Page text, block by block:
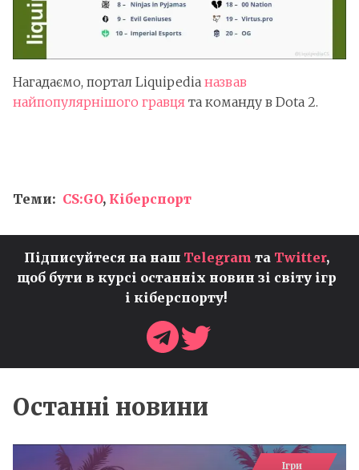
Нагадаємо, портал Liquipedia назвав
найпопулярнішого гравця та команду в Dota 2.
Теми: CS:GO, Кіберспорт
Підписуйтеся на наш Telegram та Twitter,
щоб бути в курсі останніх новин зі світу ігр
і кіберспорту!
Останні новини
Ігри